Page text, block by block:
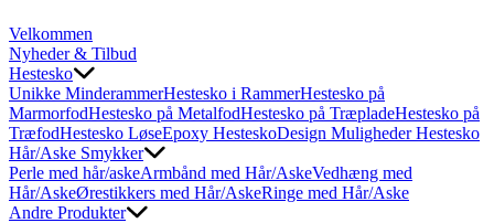
Velkommen
Nyheder & Tilbud
Hestesko
Unikke MinderammerHestesko i RammerHestesko på
MarmorfodHestesko på MetalfodHestesko på TræpladeHestesko på
TræfodHestesko LøseEpoxy HesteskoDesign Muligheder Hestesko
Hår/Aske Smykker
Perle med hår/askeArmbånd med Hår/AskeVedhæng med
Hår/AskeØrestikkers med Hår/AskeRinge med Hår/Aske
Andre Produkter